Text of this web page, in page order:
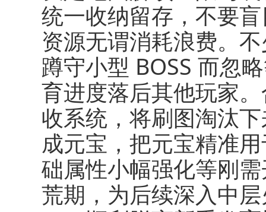
统一收纳留存，不要
资源无谓消耗浪费。
蹲守小型 BOSS 而忽
育进度落后其他玩家
收系统，将刷图淘汰
成元宝，把元宝精准
础属性小幅强化等刚
荒期，为后续深入中